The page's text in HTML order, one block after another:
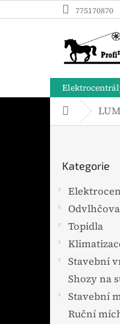
na
775170870
Domů
kategorie
Kategorie
Topidla
Stavební
Shozy na
Stavební
Ruční